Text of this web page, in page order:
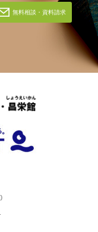
無料相談・資料請求